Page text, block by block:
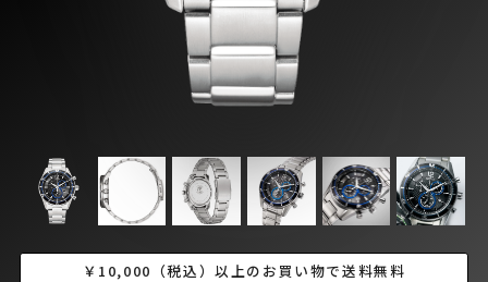
￥10,000（税込）以上のお買い物で送料無料